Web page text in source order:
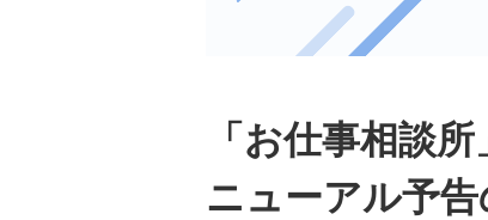
「お仕事相談
ニューアル予